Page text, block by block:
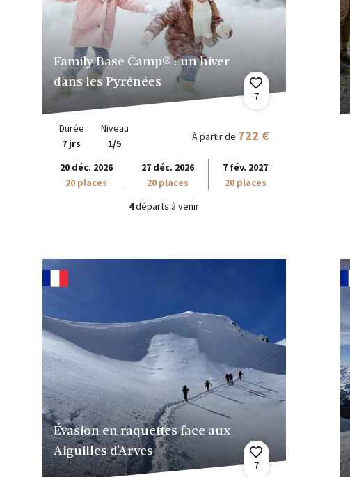
Family Base Camp® : un hiver
dans les Pyrénées
7
Durée
7 jrs
Niveau
1/5
À partir de 722 €
20 déc. 2026
20 places
27 déc. 2026
20 places
7 fév. 2027
20 places
4départs à venir
Évasion en raquettes face aux
Aiguilles d'Arves
7